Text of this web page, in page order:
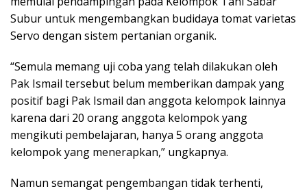
Subur untuk mengembangkan budidaya tomat varietas
Servo dengan sistem pertanian organik.
“Semula memang uji coba yang telah dilakukan oleh
Pak Ismail tersebut belum memberikan dampak yang
positif bagi Pak Ismail dan anggota kelompok lainnya
karena dari 20 orang anggota kelompok yang
mengikuti pembelajaran, hanya 5 orang anggota
kelompok yang menerapkan,” ungkapnya.
Namun semangat pengembangan tidak terhenti,